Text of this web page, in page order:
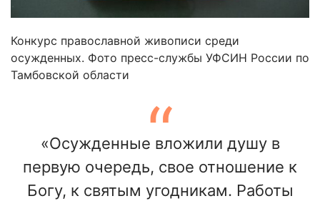
Конкурс православной живописи среди
осужденных. Фото пресс-службы УФСИН России по
Тамбовской области
«Осужденные вложили душу в
первую очередь, свое отношение к
Богу, к святым угодникам. Работы